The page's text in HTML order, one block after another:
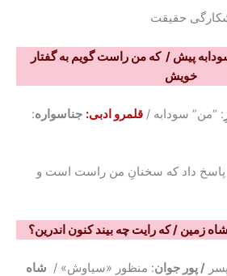
حقیقت
سودابه پیش / که من راست گویم به گفتار
خویش
: “من” سودابه / قلمرو ادبی: جناسواره:
پاسخ داد که سخنانِ من راست است و
/ پور جوان: منظور «سیاوش» / شاه